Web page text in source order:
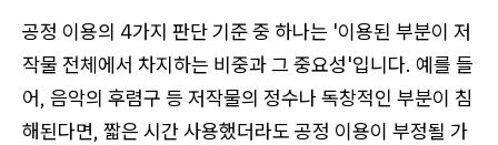
공정 이용의 4가지 판단 기준 중 하나는 '이용된 부분이 저
작물 전체에서 차지하는 비중과 그 중요성'입니다. 예를 들
어, 음악의 후렴구 등 저작물의 정수나 독창적인 부분이 침
해된다면, 짧은 시간 사용했더라도 공정 이용이 부정될 가